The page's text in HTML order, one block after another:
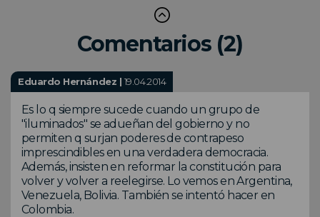
Comentarios (2)
Eduardo Hernández | 19.04.2014
Es lo q siempre sucede cuando un grupo de
"iluminados" se adueñan del gobierno y no
permiten q surjan poderes de contrapeso
imprescindibles en una verdadera democracia.
Además, insisten en reformar la constitución para
volver y volver a reelegirse. Lo vemos en Argentina,
Venezuela, Bolivia. También se intentó hacer en
Colombia.